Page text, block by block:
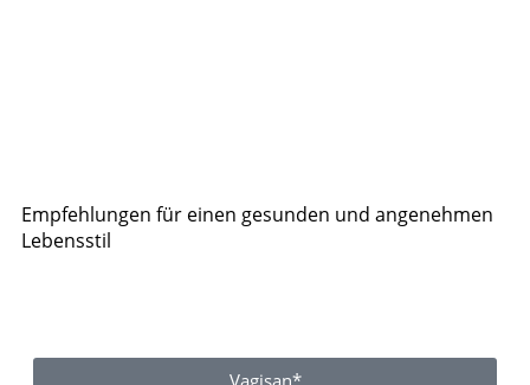
Empfehlungen für einen gesunden und angenehmen
Lebensstil